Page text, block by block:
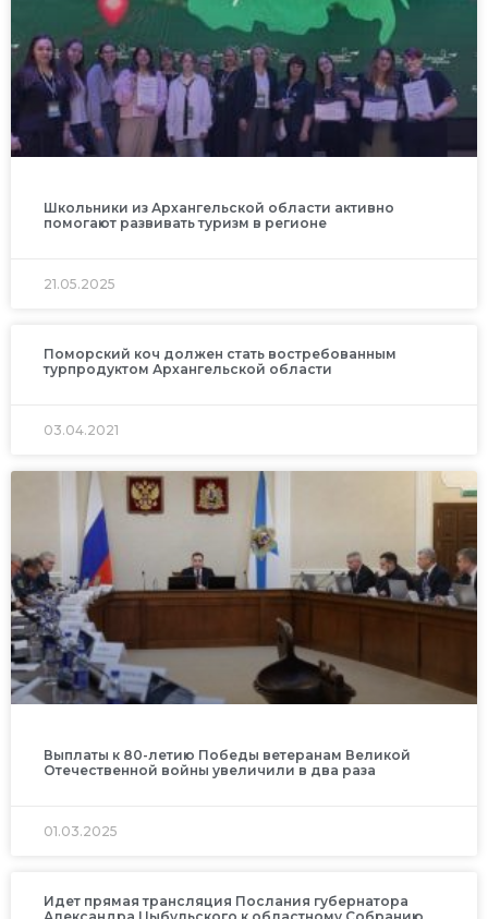
Школьники из Архангельской области активно
помогают развивать туризм в регионе
21.05.2025
Поморский коч должен стать востребованным
турпродуктом Архангельской области
03.04.2021
Выплаты к 80-летию Победы ветеранам Великой
Отечественной войны увеличили в два раза
01.03.2025
Идет прямая трансляция Послания губернатора